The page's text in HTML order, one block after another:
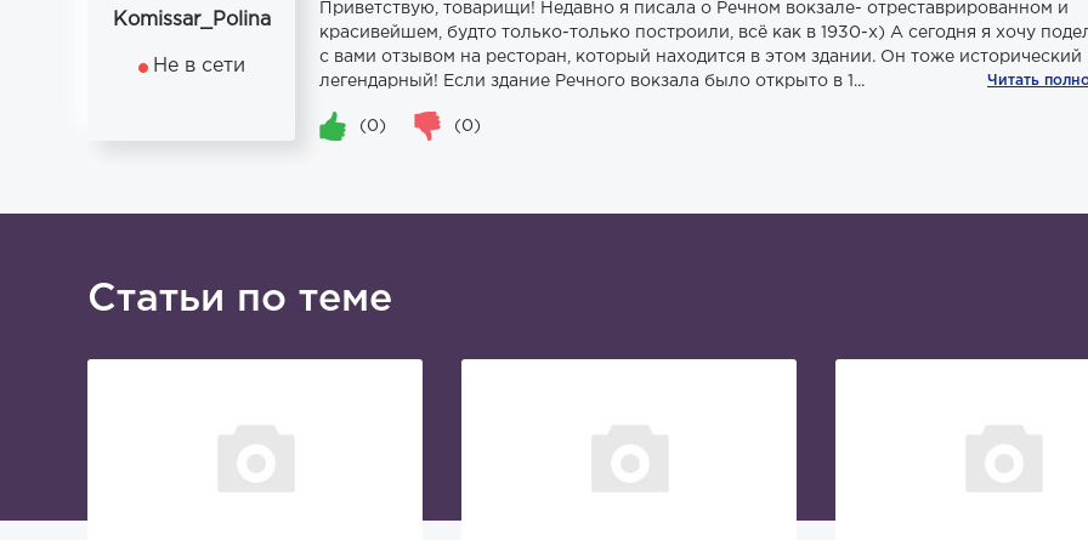
Komissar_Polina
Не в сети
Приветствую, товарищи! Недавно я писала о Речном вокзале- отреставрированном и
красивейшем, будто только-только построили, всё как в 1930-х) А сегодня я хочу
с вами отзывом на ресторан, который находится в этом здании. Он тоже исторический
легендарный! Если здание Речного вокзала было открыто в 1...
Читать
(0) (0)
Статьи по теме